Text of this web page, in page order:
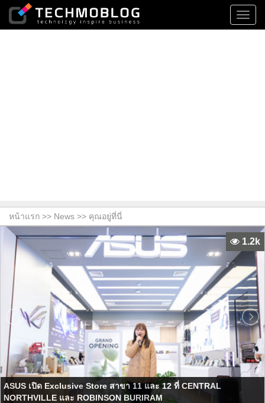
หน้าแรก >> News >> คุณอยู่ที่นี่
ASUS เปิด Exclusive Store สาขา 11 และ 12 ที่ CENTRAL
NORTHVILLE และ ROBINSON BURIRAM
1.2k